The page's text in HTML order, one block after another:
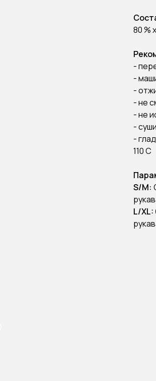
80 %
-
-
-
- не
- не
-
-
110 С
S/М:
L/XL: